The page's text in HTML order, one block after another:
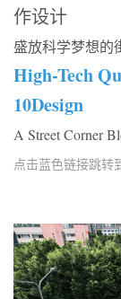
作设计
盛放科学梦想的
High-Tech
10Design
A Street Corner
点击蓝色链接跳转